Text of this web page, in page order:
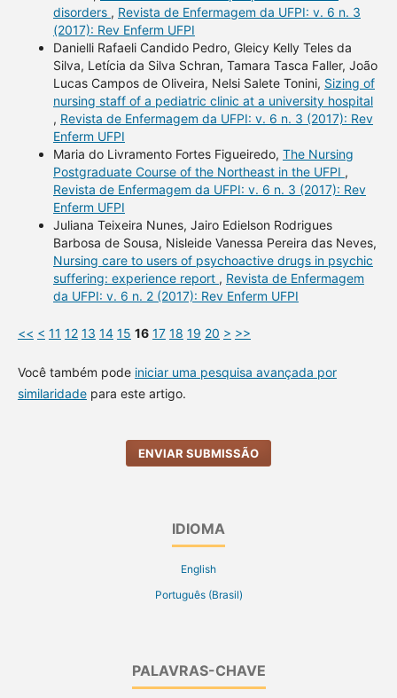
disorders , Revista de Enfermagem da UFPI: v. 6 n. 3
(2017): Rev Enferm UFPI
Danielli Rafaeli Candido Pedro, Gleicy Kelly Teles da
Silva, Letícia da Silva Schran, Tamara Tasca Faller, João
Lucas Campos de Oliveira, Nelsi Salete Tonini, Sizing of
nursing staff of a pediatric clinic at a university hospital
, Revista de Enfermagem da UFPI: v. 6 n. 3 (2017): Rev
Enferm UFPI
Maria do Livramento Fortes Figueiredo, The Nursing
Postgraduate Course of the Northeast in the UFPI ,
Revista de Enfermagem da UFPI: v. 6 n. 3 (2017): Rev
Enferm UFPI
Juliana Teixeira Nunes, Jairo Edielson Rodrigues
Barbosa de Sousa, Nisleide Vanessa Pereira das Neves,
Nursing care to users of psychoactive drugs in psychic
suffering: experience report , Revista de Enfermagem
da UFPI: v. 6 n. 2 (2017): Rev Enferm UFPI
<< < 11 12 13 14 15 16 17 18 19 20 > >>
Você também pode iniciar uma pesquisa avançada por
similaridadepara este artigo.
ENVIAR SUBMISSÃO
IDIOMA
English
Português (Brasil)
PALAVRAS-CHAVE